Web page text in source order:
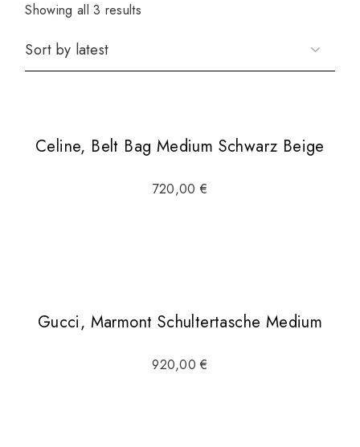
Showing all 3 results
Celine, Belt Bag Medium Schwarz Beige
720,00€
Gucci, Marmont Schultertasche Medium
920,00€